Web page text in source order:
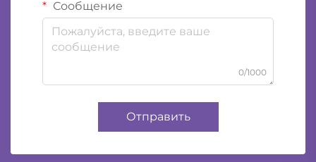
Сообщение
0/1000
Отправить